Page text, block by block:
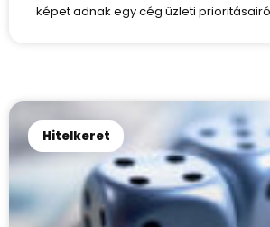
képet adnak egy cég üzleti
Hitelkeret